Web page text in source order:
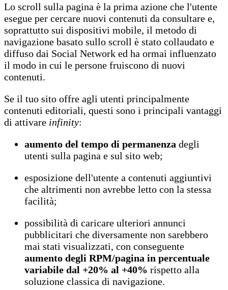
Lo scroll sulla pagina è la prima azione che l'utente
esegue per cercare nuovi contenuti da consultare e,
soprattutto sui dispositivi mobile, il metodo di
navigazione basato sullo scroll è stato collaudato e
diffuso dai Social Network ed ha ormai influenzato
il modo in cui le persone fruiscono di nuovi
contenuti.
Se il tuo sito offre agli utenti principalmente
contenuti editoriali, questi sono i principali vantaggi
di attivare infinity:
aumento del tempo di permanenza degli
utenti sulla pagina e sul sito web;
esposizione dell'utente a contenuti aggiuntivi
che altrimenti non avrebbe letto con la stessa
facilità;
possibilità di caricare ulteriori annunci
pubblicitari che diversamente non sarebbero
mai stati visualizzati, con conseguente
aumento degli RPM/pagina in percentuale
variabile dal +20% al +40% rispetto alla
soluzione classica di navigazione.